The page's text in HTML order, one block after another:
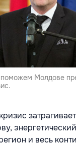
Молдове
и весь